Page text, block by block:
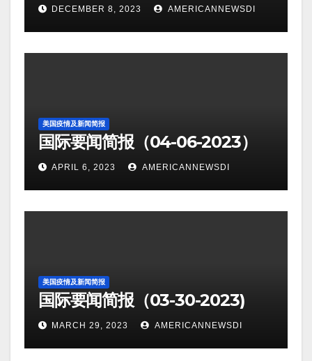
DECEMBER 8, 2023 AMERICANNEWSDI
美国疫情及新闻简报
国际要闻简报（04-06-2023）
APRIL 6, 2023 AMERICANNEWSDI
美国疫情及新闻简报
国际要闻简报（03-30-2023)
MARCH 29, 2023 AMERICANNEWSDI